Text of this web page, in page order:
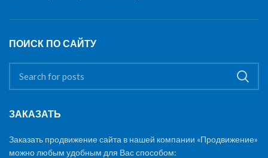
ПОИСК ПО САЙТУ
ЗАКАЗАТЬ
Заказать продвижение сайта в нашей компании «Продвижение»
можно любым удобным для Вас способом: